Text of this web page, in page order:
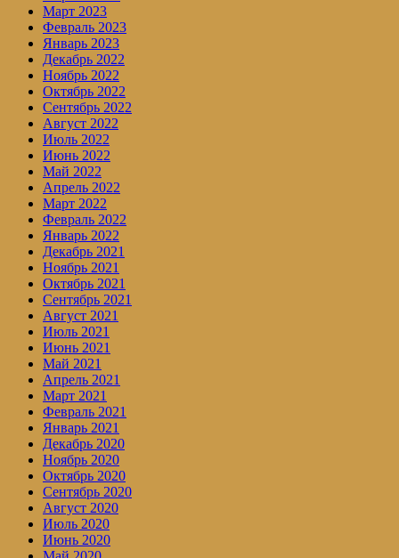
Март 2023
Февраль 2023
Январь 2023
Декабрь 2022
Ноябрь 2022
Октябрь 2022
Сентябрь 2022
Август 2022
Июль 2022
Июнь 2022
Май 2022
Апрель 2022
Март 2022
Февраль 2022
Январь 2022
Декабрь 2021
Ноябрь 2021
Октябрь 2021
Сентябрь 2021
Август 2021
Июль 2021
Июнь 2021
Май 2021
Апрель 2021
Март 2021
Февраль 2021
Январь 2021
Декабрь 2020
Ноябрь 2020
Октябрь 2020
Сентябрь 2020
Август 2020
Июль 2020
Июнь 2020